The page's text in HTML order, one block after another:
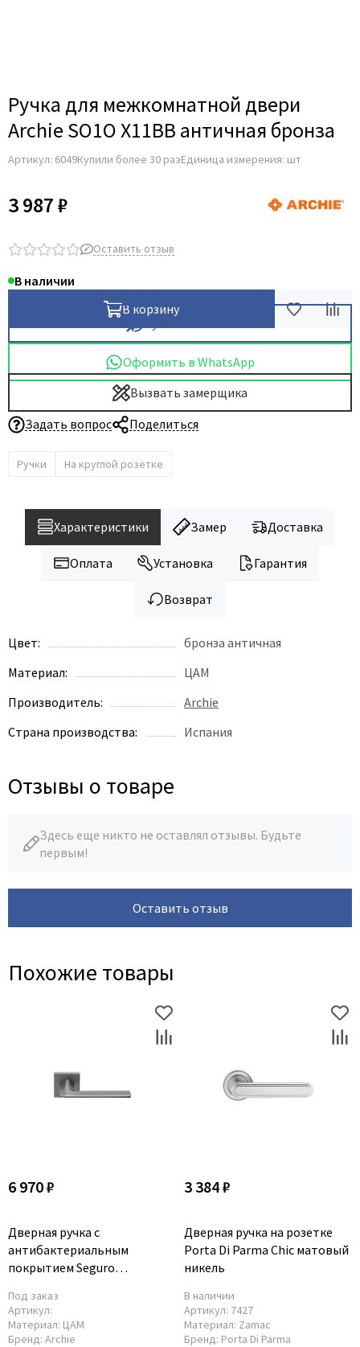
Ручка для межкомнатной двери
Archie SO1O X11BB античная бронза
Артикул: 6049Купили более 30 разЕдиница измерения: шт
3 987 ₽
Оставить отзыв
В наличии
В корзину
Оформить в WhatsApp
Вызвать замерщика
Задать вопрос
Поделиться
Ручки На круглой розетке
Характеристики Замер Доставка
Оплата Установка Гарантия
Возврат
Цвет:
бронза античная
Материал:
ЦАМ
Производитель:
Archie
Страна производства:
Испания
Отзывы о товаре
Здесь еще никто не оставлял отзывы. Будьте
первым!
Оставить отзыв
Похожие товары
6 970 ₽
Дверная ручка с
антибактериальным
покрытием Seguro
Под заказ
Артикул:
Материал: ЦАМ
Бренд: Archie
3 384 ₽
Дверная ручка на розетке
Porta Di Parma Chic матовый
никель
В наличии
Артикул: 7427
Материал: Zamac
Бренд: Porta Di Parma